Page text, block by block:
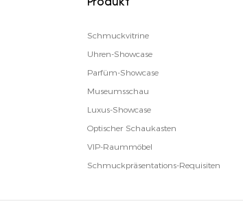
Produkt
Schmuckvitrine
Uhren-Showcase
Parfüm-Showcase
Museumsschau
Luxus-Showcase
Optischer Schaukasten
VIP-Raummöbel
Schmuckpräsentations-Requisiten